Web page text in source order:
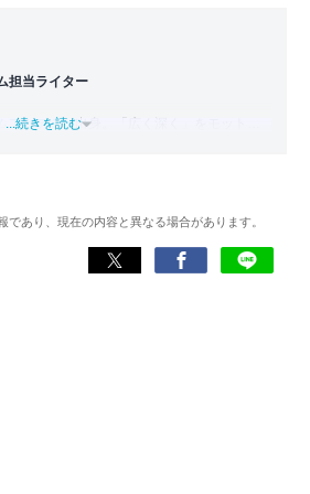
担当ライター
アカデミー 出身。「広く深く」をモットー
1,000本以上。ゲーム開発者を目指した経験
引き出し、人々に伝えるためゲームライタ
...続きを読む
あり、現在の内容と異なる場合があります。